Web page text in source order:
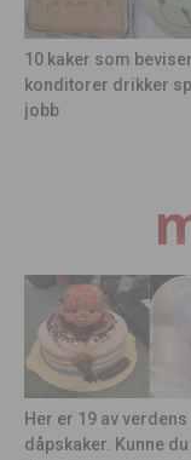
10 kaker som
konditorer drikker
jobb
Her er 19 av
dåpskaker. Kunne